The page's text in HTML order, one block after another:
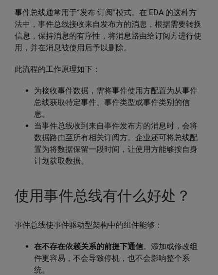
事件总线通常用于“发布-订阅”模式。在 EDA 的这种方
法中，事件总线接收来自发布方的消息，根据需要转换
信息，保持消息的有序性，将消息路由给订阅方进行使
用，并在消息被使用后予以删除。
此流程的工作原理如下：
为接收事件数据，需将事件使用方配置为从事件
总线获取特定事件、事件类型或事件类别的信
息。
当事件总线收到来自事件发布方的消息时，会将
数据路由至所有相关订阅方。企业还可将总线配
置为将数据保留一段时间，让使用方能够按自身
计划获取数据。
使用事件总线有什么好处？
事件总线使事件驱动型架构中的组件能够：
在不存在依赖关系的前提下通信。添加或修改组
件更容易，不会导致停机，也不会影响整个系
统。